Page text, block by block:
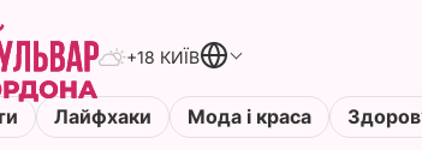
+18 КИЇВ
Лайфхаки Мода і краса